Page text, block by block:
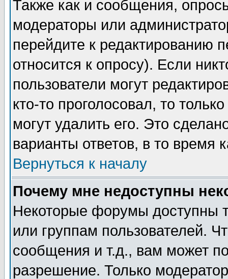
Также как и сообщения,
модераторы или
перейдите к редактированию
относится к опросу). Если
пользователи могут
кто-то проголосовал, то
могут удалить его. Это
варианты ответов, в то время
Вернуться к началу
Почему мне недоступны
Некоторые форумы доступны
или группам пользователей.
сообщения и т.д., вам может
разрешение. Только